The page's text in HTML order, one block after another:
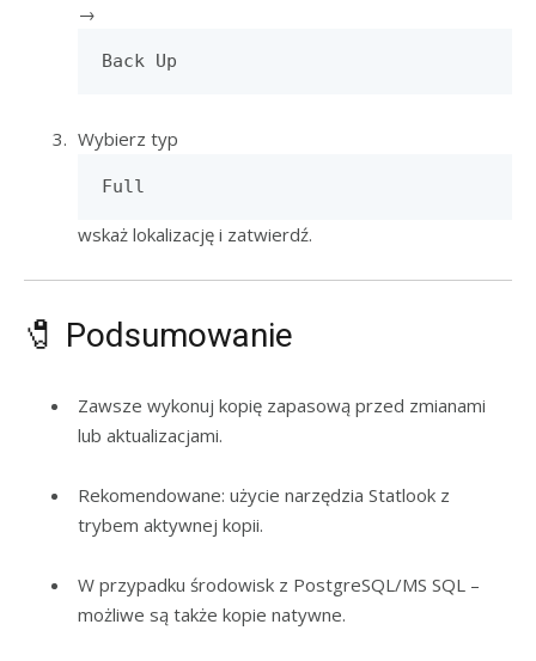
→
Back Up
Wybierz typ
Full
wskaż lokalizację i zatwierdź.
🧷 Podsumowanie
Zawsze wykonuj kopię zapasową przed zmianami
lub aktualizacjami.
Rekomendowane: użycie narzędzia Statlook z
trybem aktywnej kopii.
W przypadku środowisk z PostgreSQL/MS SQL –
możliwe są także kopie natywne.